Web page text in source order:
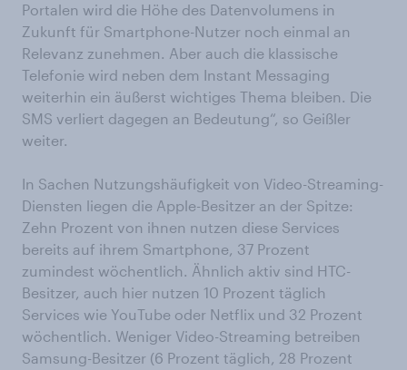
Portalen wird die Höhe des Datenvolumens in
Zukunft für Smartphone-Nutzer noch einmal an
Relevanz zunehmen. Aber auch die klassische
Telefonie wird neben dem Instant Messaging
weiterhin ein äußerst wichtiges Thema bleiben. Die
SMS verliert dagegen an Bedeutung“, so Geißler
weiter.
In Sachen Nutzungshäufigkeit von Video-Streaming-
Diensten liegen die Apple-Besitzer an der Spitze:
Zehn Prozent von ihnen nutzen diese Services
bereits auf ihrem Smartphone, 37 Prozent
zumindest wöchentlich. Ähnlich aktiv sind HTC-
Besitzer, auch hier nutzen 10 Prozent täglich
Services wie YouTube oder Netflix und 32 Prozent
wöchentlich. Weniger Video-Streaming betreiben
Samsung-Besitzer (6 Prozent täglich, 28 Prozent